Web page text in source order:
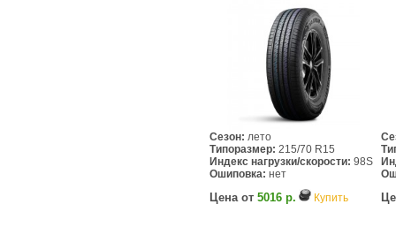
Сезон: лето
Типоразмер: 215/70 R15
Индекс нагрузки/скорости: 98S
Ошиповка: нет
Цена от 5016 р. Купить